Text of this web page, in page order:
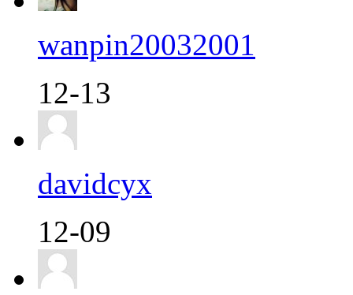
wanpin20032001
12-13
davidcyx
12-09